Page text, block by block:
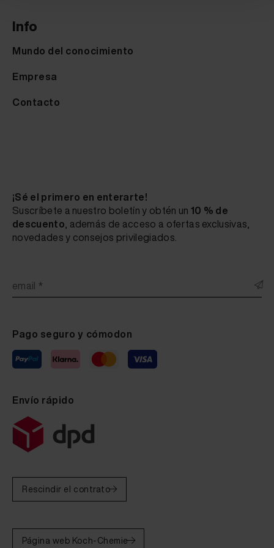
Info
Mundo del conocimiento
Empresa
Contacto
¡Sé el primero en enterarte!
Suscríbete a nuestro boletín y obtén un 10 % de
descuento, además de acceso a ofertas exclusivas,
novedades y consejos privilegiados.
email *
Pago seguro y cómodon
Envío rápido
Rescindir el contrato
Página web Koch-Chemie